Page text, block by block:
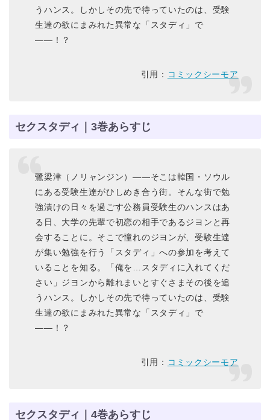
うハンス。しかしその先で待っていたのは、受験
生達の欲にまみれた異常な「スタディ」で
――！？
引用： コミックシーモア
セクスタディ｜3巻あらすじ
鷺梁津（ノリャンジン）――そこは韓国・ソウル
にある受験生達がひしめき合う街。そんな街で勉
強漬けの日々を過ごす公務員受験生のハンスはあ
る日、大学の先輩で初恋の相手であるジヨンと再
会することに。そこで憧れのジヨンが、受験生達
が集い勉強を行う「スタディ」への参加を考えて
いることを知る。「俺を…スタディに入れてくだ
さい」ジヨンから離れまいとすぐさまその後を追
うハンス。しかしその先で待っていたのは、受験
生達の欲にまみれた異常な「スタディ」で
――！？
引用： コミックシーモア
セクスタディ｜4巻あらすじ